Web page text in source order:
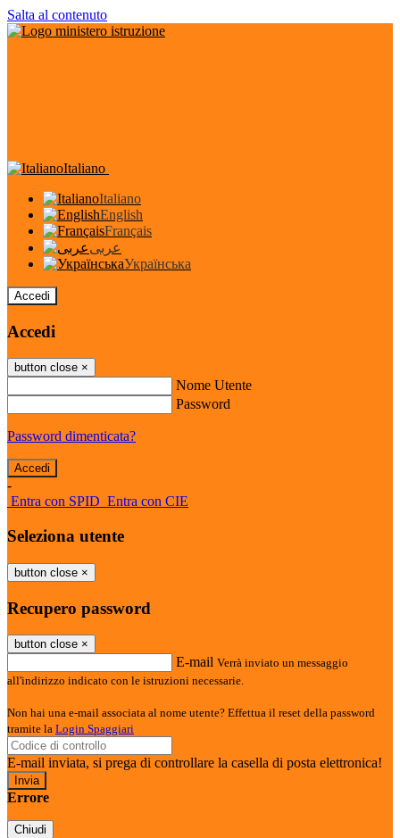
Salta al contenuto
Italiano
Italiano
English
Français
عربى
Українська
Accedi
Accedi
button close ×
Nome Utente
Password
Password dimenticata?
-
Entra con SPID Entra con CIE
Seleziona utente
button close ×
Recupero password
button close ×
E-mail Verrà inviato un messaggio
all'indirizzo indicato con le istruzioni necessarie.
Non hai una e-mail associata al nome utente? Effettua il reset della password
tramite la Login Spaggiari
E-mail inviata, si prega di controllare la casella di posta elettronica!
Errore
Chiudi